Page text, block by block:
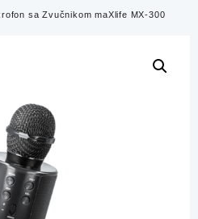
sa Zvučnikom maXlife MX-300